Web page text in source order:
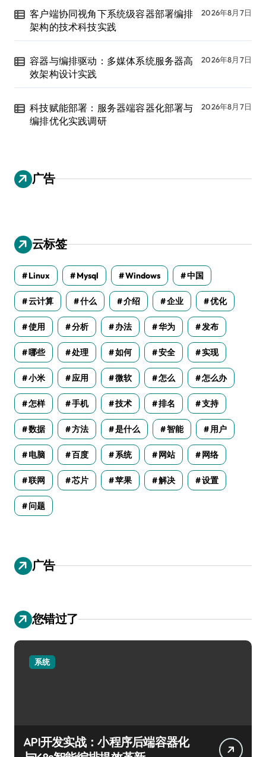
客户端协同视角下系统级容器部署编排
架构的技术科技实践
2026年8月7日
容器与编排驱动：多媒体系统服务器高
效架构设计实践
2026年8月7日
科技赋能部署：服务器端容器化部署与
编排优化实践调研
2026年8月7日
广告
云标签
Linux Mysql Windows 中国
云计算 什么 介绍 企业 优化
使用 分析 办法 华为 发布
哪些 处理 如何 安全 实现
小米 应用 微软 怎么 怎么办
怎样 手机 技术 排名 支持
数据 方法 是什么 智能 用户
电脑 百度 系统 网站 网络
联网 芯片 苹果 解决 设置
问题
广告
您错过了
系统
API开发实战：小程序后端容器化